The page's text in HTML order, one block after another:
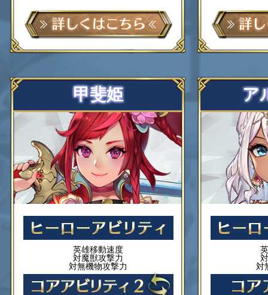
甲斐姫
英雄移動速度
対魔獣攻撃力
対無機物攻撃力
ア
対